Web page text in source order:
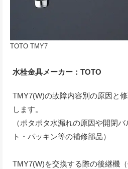
TOTO TMY7
水栓金具メーカー：TOTO
TMY7(W)の故障内容別の原因と
します。
（ポタポタ水漏れの原因や開閉
ト・パッキン等の補修部品）
TMY7(W)を交換する際の後継機（